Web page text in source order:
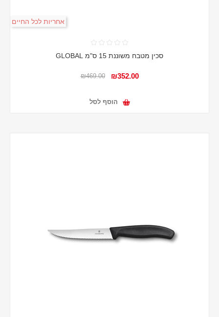
אחריות לכל החיים
סכין מטבח משוננת 15 ס"מ GLOBAL
₪352.00
₪469.00
הוסף לסל